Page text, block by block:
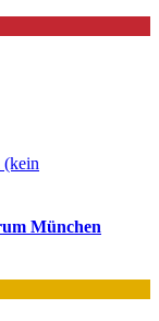
(kein
München